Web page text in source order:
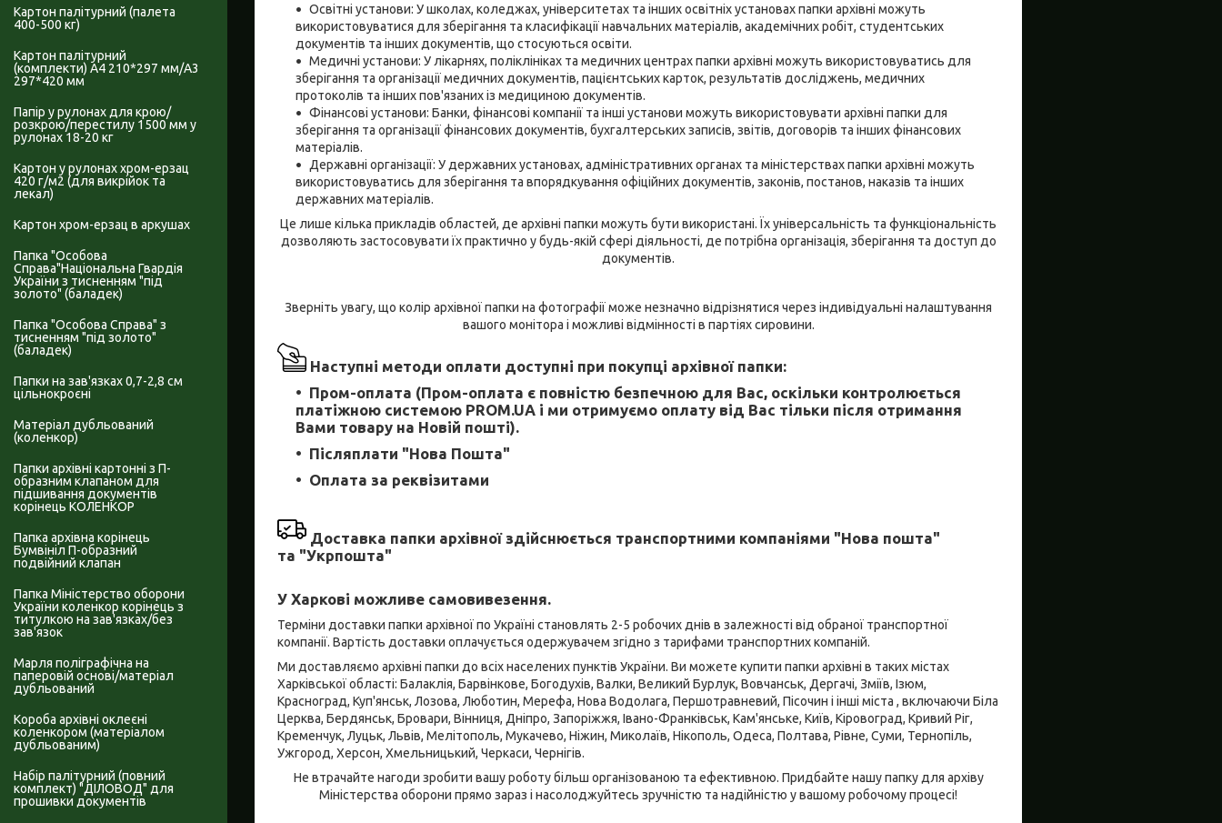
Освітні установи: У школах, коледжах, університетах та інших освітніх установах папки архівні можуть
використовуватися для зберігання та класифікації навчальних матеріалів, академічних робіт, студентських
документів та інших документів, що стосуються освіти.
Медичні установи: У лікарнях, поліклініках та медичних центрах папки архівні можуть використовуватись для
зберігання та організації медичних документів, пацієнтських карток, результатів досліджень, медичних
протоколів та інших пов'язаних із медициною документів.
Фінансові установи: Банки, фінансові компанії та інші установи можуть використовувати архівні папки для
зберігання та організації фінансових документів, бухгалтерських записів, звітів, договорів та інших фінансових
матеріалів.
Державні організації: У державних установах, адміністративних органах та міністерствах папки архівні можуть
використовуватись для зберігання та впорядкування офіційних документів, законів, постанов, наказів та інших
державних матеріалів.
Це лише кілька прикладів областей, де архівні папки можуть бути використані. Їх універсальність та функціональність
дозволяють застосовувати їх практично у будь-якій сфері діяльності, де потрібна організація, зберігання та доступ до
документів.
Зверніть увагу, що колір архівної папки на фотографії може незначно відрізнятися через індивідуальні налаштування
вашого монітора і можливі відмінності в партіях сировини.
Наступні методи оплати доступні при покупці архівної папки:
Пром-оплата (Пром-оплата є повністю безпечною для Вас, оскільки контролюється
платіжною системою PROM.UA і ми отримуємо оплату від Вас тільки після отримання
Вами товару на Новій пошті).
Післяплати "Нова Пошта"
Оплата за реквізитами
Доставка папки архівної здійснюється транспортними компаніями "Нова пошта"
та "Укрпошта"
У Харкові можливе самовивезення.
Терміни доставки папки архівної по Україні становлять 2-5 робочих днів в залежності від обраної транспортної
компанії. Вартість доставки оплачується одержувачем згідно з тарифами транспортних компаній.
Ми доставляємо архівні папки до всіх населених пунктів України. Ви можете купити папки архівні в таких містах
Харківської області: Балаклія, Барвінкове, Богодухів, Валки, Великий Бурлук, Вовчанськ, Дергачі, Зміїв, Ізюм,
Красноград, Куп'янськ, Лозова, Люботин, Мерефа, Нова Водолага, Першотравневий, Пісочин і інші міста , включаючи Біла
Церква, Бердянськ, Бровари, Вінниця, Дніпро, Запоріжжя, Івано-Франківськ, Кам'янське, Київ, Кіровоград, Кривий Ріг,
Кременчук, Луцьк, Львів, Мелітополь, Мукачево, Ніжин, Миколаїв, Нікополь, Одеса, Полтава, Рівне, Суми, Тернопіль,
Ужгород, Херсон, Хмельницький, Черкаси, Чернігів.
Не втрачайте нагоди зробити вашу роботу більш організованою та ефективною. Придбайте нашу папку для архіву
Міністерства оборони прямо зараз і насолоджуйтесь зручністю та надійністю у вашому робочому процесі!
Картон палітурний (палета
400-500 кг)
Картон палітурний
(комплекти) А4 210*297 мм/А3
297*420 мм
Папір у рулонах для крою/
розкрою/перестилу 1500 мм у
рулонах 18-20 кг
Картон у рулонах хром-ерзац
420 г/м2 (для викрійок та
лекал)
Картон хром-ерзац в аркушах
Папка "Особова
Справа"Національна Гвардія
України з тисненням "під
золото" (баладек)
Папка "Особова Справа" з
тисненням "під золото"
(баладек)
Папки на зав'язках 0,7-2,8 см
цільнокроєні
Матеріал дубльований
(коленкор)
Папки архівні картонні з П-
образним клапаном для
підшивання документів
корінець КОЛЕНКОР
Папка архівна корінець
Бумвініл П-образний
подвійний клапан
Папка Міністерство оборони
України коленкор корінець з
титулкою на зав'язках/без
зав'язок
Марля поліграфічна на
паперовій основі/матеріал
дубльований
Короба архівні оклеєні
коленкором (матеріалом
дубльованим)
Набір палітурний (повний
комплект) "ДІЛОВОД" для
прошивки документів